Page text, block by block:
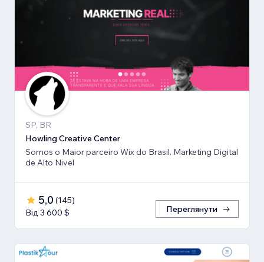
SP, BR
Howling Creative Center
Somos o Maior parceiro Wix do Brasil. Marketing Digital
de Alto Nivel
5,0 (145)
Від 3 600 $
Переглянути